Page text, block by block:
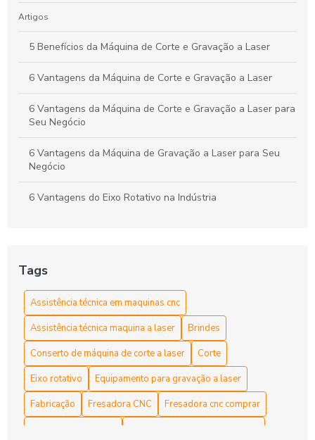
Artigos
5 Benefícios da Máquina de Corte e Gravação a Laser
6 Vantagens da Máquina de Corte e Gravação a Laser
6 Vantagens da Máquina de Corte e Gravação a Laser para
Seu Negócio
6 Vantagens da Máquina de Gravação a Laser para Seu
Negócio
6 Vantagens do Eixo Rotativo na Indústria
Assistência Técnica em Máquinas CNC para Manutenção
Assistência técnica em máquinas CNC para otimização do
seu negócio
Como a Máquina de Router CNC Pode Otimizar Sua
Produção e Elevar Suas Ideias Criativas
Como a Maquina Fiber Laser Revoluciona a Indústria de
Corte e Gravação
Tags
Assistência técnica em maquinas cnc
Assistência técnica maquina a laser
Brindes
Conserto de máquina de corte a laser
Corte
Eixo rotativo
Equipamento para gravação a laser
Fabricação
Fresadora CNC
Fresadora cnc comprar